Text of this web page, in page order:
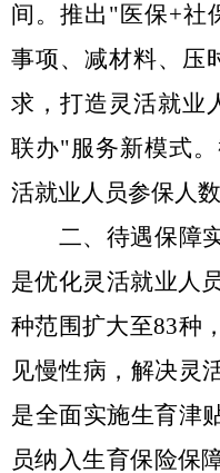
间。 推出 "医保+社
事项、减材料、压
求，打造灵活就业
联办"服务新模式。
活就业人员参保人数
二、待遇保障
是优化灵活就业人
种范围扩大至83种
见慢性病，解决灵
是全面实施生育津
员纳入生育保险保